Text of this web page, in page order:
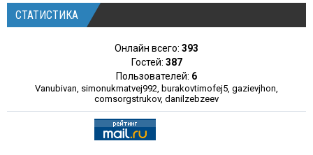
СТАТИСТИКА
Онлайн всего: 393
Гостей: 387
Пользователей: 6
Vanubivan, simonukmatvej992, burakovtimofej5, gazievjhon,
comsorgstrukov, danilzebzeev